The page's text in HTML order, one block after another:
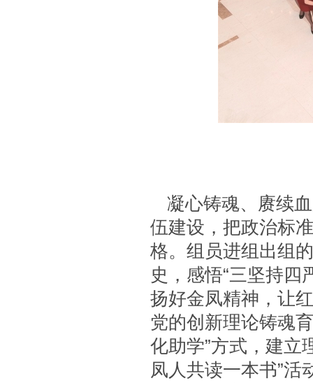
凝心铸魂、赓续
伍建设，把政治标
格。组员进组出组
史，感悟“三坚持四
扬好金凤精神，让
党的创新理论铸魂
化助学”方式，建立
凤人共读一本书”活